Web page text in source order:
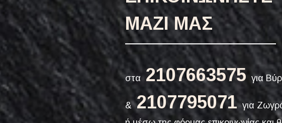
ΜΑΖΙ ΜΑΣ
στα 2107663575 για
& 2107795071 για